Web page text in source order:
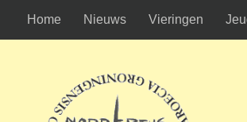
Ga naar de inhoud
Home Nieuws Vieringen